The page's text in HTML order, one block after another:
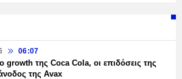
06:07
growth της Coca Cola, οι επιδόσεις της
της Avax